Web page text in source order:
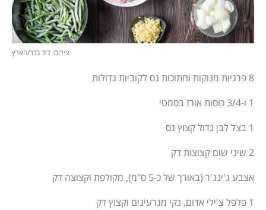
צילום: דוד בכר/הארץ
8 פרגיות מנוקות וחתוכות גס לקוביות גדולות
1 ו-3/4 כוסות אורז בסמטי
1 בצל לבן גדול קצוץ גס
2 שיני שום קצוצות דק
אצבע ג'ינג'ר (באורך של כ-5 ס"מ), מקולפת וקצוצה דק
1 פלפל צ'ילי אדום, נקי מגרעינים וקצוץ דק